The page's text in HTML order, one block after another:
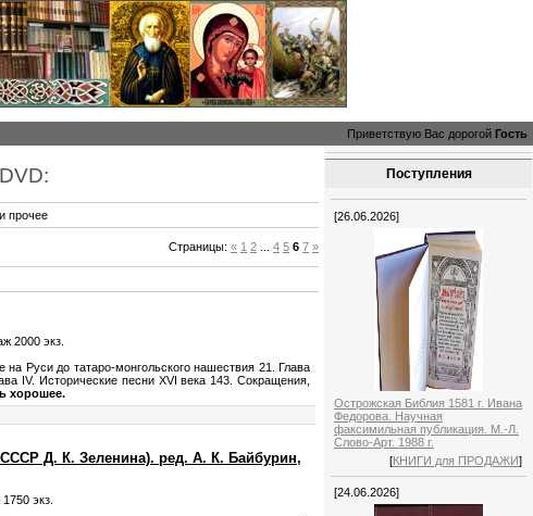
Приветствую Вас дорогой Гость
прочее
Страницы: « 1 2 ... 4 5 6 7 »
2000 экз.
Руси до татаро-монгольского нашествия 21. Глава
IV. Исторические песни XVI века 143. Сокращения,
хорошее.
Д. К. Зеленина). ред. А. К. Байбурин,
экз.
Поступления
[26.06.2026]
Острожская Библия 1581 г. Ивана
Федорова. Научная
факсимильная публикация. М.-Л.
Слово-Арт. 1988 г.
[КНИГИ для ПРОДАЖИ]
[24.06.2026]